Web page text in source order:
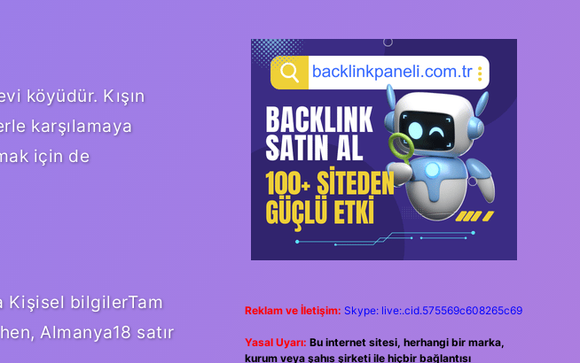
köyüdür. Kışın
karşılamaya
için de
Kişisel bilgilerTam
Almanya18 satır
Reklam ve İletişim: Skype: live:.cid.575569c608265c69
Yasal Uyarı: Bu internet sitesi, herhangi bir marka,
kurum veya şahıs şirketi ile hiçbir bağlantısı